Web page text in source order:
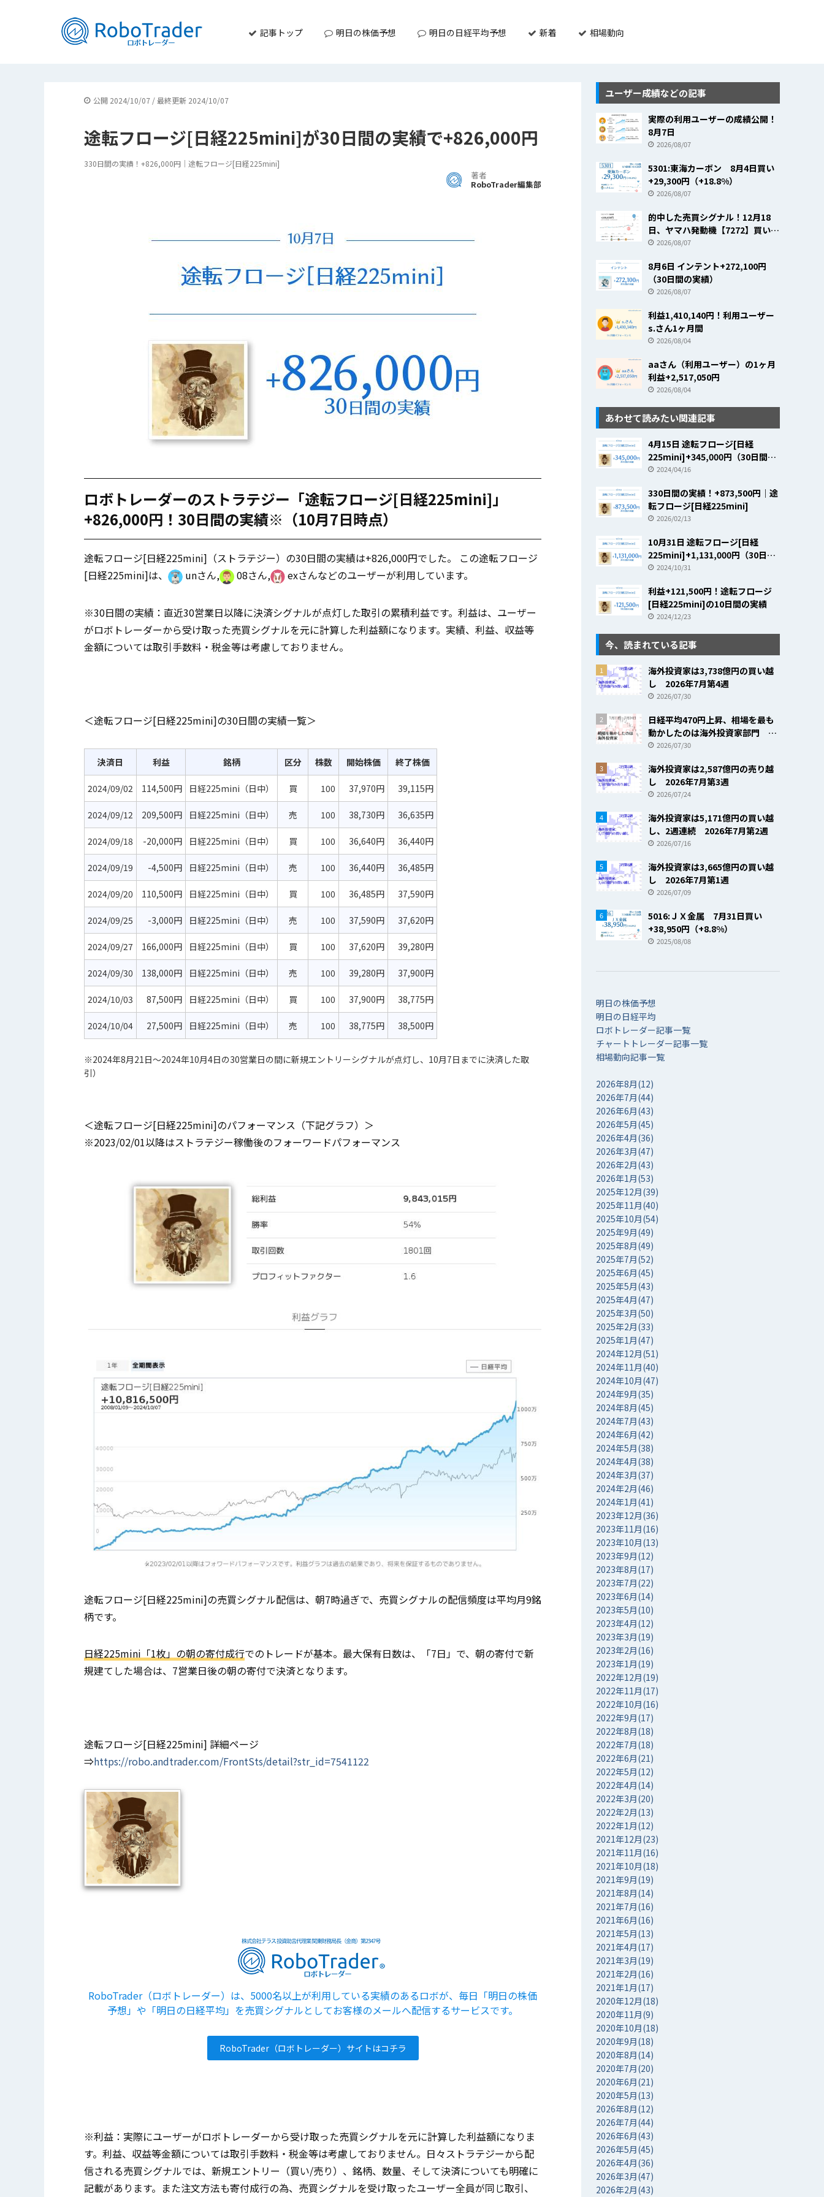
記事トップ 明日の株価予想 明日の日経平均予想 新着 相場動向
公開 2024/10/07 / 最終更新 2024/10/07
途転フロージ[日経225mini]が30日間の実績で+826,000円
330日間の実績！+826,000円｜途転フロージ[日経225mini]
著者
RoboTrader編集部
ロボトレーダーのストラテジー「途転フロージ[日経225mini]」
+826,000円！30日間の実績※（10月7日時点）
途転フロージ[日経225mini]（ストラテジー）の30日間の実績は+826,000円でした。 この途転フロージ
[日経225mini]は、
unさん, 08さん, exさんなどのユーザーが利用しています。
※30日間の実績：直近30営業日以降に決済シグナルが点灯した取引の累積利益です。利益は、ユーザー
がロボトレーダーから受け取った売買シグナルを元に計算した利益額になります。実績、利益、収益等
金額については取引手数料・税金等は考慮しておりません。
＜途転フロージ[日経225mini]の30日間の実績一覧＞
決済日 利益 銘柄 区分 株数 開始株価 終了株価
2024/09/02 114,500円 日経225mini（日中） 買 100 37,970円 39,115円
2024/09/12 209,500円 日経225mini（日中） 売 100 38,730円 36,635円
2024/09/18 -20,000円 日経225mini（日中） 買 100 36,640円 36,440円
2024/09/19 -4,500円 日経225mini（日中） 売 100 36,440円 36,485円
2024/09/20 110,500円 日経225mini（日中） 買 100 36,485円 37,590円
2024/09/25 -3,000円 日経225mini（日中） 売 100 37,590円 37,620円
2024/09/27 166,000円 日経225mini（日中） 買 100 37,620円 39,280円
2024/09/30 138,000円 日経225mini（日中） 売 100 39,280円 37,900円
2024/10/03 87,500円 日経225mini（日中） 買 100 37,900円 38,775円
2024/10/04 27,500円 日経225mini（日中） 売 100 38,775円 38,500円
※2024年8月21日～2024年10月4日の30営業日の間に新規エントリーシグナルが点灯し、10月7日までに決済した取
引）
＜途転フロージ[日経225mini]のパフォーマンス（下記グラフ）＞
※2023/02/01以降はストラテジー稼働後のフォーワードパフォーマンス
途転フロージ[日経225mini]の売買シグナル配信は、朝7時過ぎで、売買シグナルの配信頻度は平均月9銘
柄です。
日経225mini「1枚」の朝の寄付成行でのトレードが基本。最大保有日数は、「7日」で、朝の寄付で新
規建てした場合は、7営業日後の朝の寄付で決済となります。
途転フロージ[日経225mini] 詳細ページ
⇒https://robo.andtrader.com/FrontSts/detail?str_id=7541122
RoboTrader（ロボトレーダー）は、5000名以上が利用している実績のあるロボが、毎日「明日の株価
予想」や「明日の日経平均」を売買シグナルとしてお客様のメールへ配信するサービスです。
RoboTrader（ロボトレーダー）サイトはコチラ
※利益：実際にユーザーがロボトレーダーから受け取った売買シグナルを元に計算した利益額になりま
す。利益、収益等金額については取引手数料・税金等は考慮しておりません。日々ストラテジーから配
信される売買シグナルでは、新規エントリー（買い/売り）、銘柄、数量、そして決済についても明確に
記載があります。また注文方法も寄付成行の為、売買シグナルを受け取ったユーザー全員が同じ取引、
ユーザー成績などの記事
実際の利用ユーザーの成績公開！
8月7日
2026/08/07
5301:東海カーボン 8月4日買い
+29,300円（+18.8%）
2026/08/07
的中した売買シグナル！12月18
日、ヤマハ発動機【7272】買いの
売買シグナルで+23.8％
2026/08/07
8月6日 インテント+272,100円
（30日間の実績）
2026/08/07
利益1,410,140円！利用ユーザー
s.さん1ヶ月間
2026/08/04
aaさん（利用ユーザー）の1ヶ月
利益+2,517,050円
2026/08/04
あわせて読みたい関連記事
4月15日 途転フロージ[日経
225mini]+345,000円（30日間の
実績）
2024/04/16
330日間の実績！+873,500円｜途
転フロージ[日経225mini]
2026/02/13
10月31日 途転フロージ[日経
225mini]+1,131,000円（30日間
の実績）
2024/10/31
利益+121,500円！途転フロージ
[日経225mini]の10日間の実績
2024/12/23
今、読まれている記事
1
海外投資家は3,738億円の買い越
し 2026年7月第4週
2026/07/30
2
日経平均470円上昇、相場を最も
動かしたのは海外投資家部門
2026年7月第4週
2026/07/30
3
海外投資家は2,587億円の売り越
し 2026年7月第3週
2026/07/24
4
海外投資家は5,171億円の買い越
し、2週連続 2026年7月第2週
2026/07/16
5
海外投資家は3,665億円の買い越
し 2026年7月第1週
2026/07/09
6
5016:ＪＸ金属 7月31日買い
+38,950円（+8.8%）
2025/08/08
明日の株価予想
明日の日経平均
ロボトレーダー記事一覧
チャートトレーダー記事一覧
相場動向記事一覧
2026年8月(12)
2026年7月(44)
2026年6月(43)
2026年5月(45)
2026年4月(36)
2026年3月(47)
2026年2月(43)
2026年1月(53)
2025年12月(39)
2025年11月(40)
2025年10月(54)
2025年9月(49)
2025年8月(49)
2025年7月(52)
2025年6月(45)
2025年5月(43)
2025年4月(47)
2025年3月(50)
2025年2月(33)
2025年1月(47)
2024年12月(51)
2024年11月(40)
2024年10月(47)
2024年9月(35)
2024年8月(45)
2024年7月(43)
2024年6月(42)
2024年5月(38)
2024年4月(38)
2024年3月(37)
2024年2月(46)
2024年1月(41)
2023年12月(36)
2023年11月(16)
2023年10月(13)
2023年9月(12)
2023年8月(17)
2023年7月(22)
2023年6月(14)
2023年5月(10)
2023年4月(12)
2023年3月(19)
2023年2月(16)
2023年1月(19)
2022年12月(19)
2022年11月(17)
2022年10月(16)
2022年9月(17)
2022年8月(18)
2022年7月(18)
2022年6月(21)
2022年5月(12)
2022年4月(14)
2022年3月(20)
2022年2月(13)
2022年1月(12)
2021年12月(23)
2021年11月(16)
2021年10月(18)
2021年9月(19)
2021年8月(14)
2021年7月(16)
2021年6月(16)
2021年5月(13)
2021年4月(17)
2021年3月(19)
2021年2月(16)
2021年1月(17)
2020年12月(18)
2020年11月(9)
2020年10月(18)
2020年9月(18)
2020年8月(14)
2020年7月(20)
2020年6月(21)
2020年5月(13)
2026年8月(12)
2026年7月(44)
2026年6月(43)
2026年5月(45)
2026年4月(36)
2026年3月(47)
2026年2月(43)